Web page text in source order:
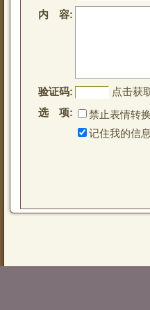
内 容:
验证码:
点击获
选 项:
禁止表情转换
记住我的信